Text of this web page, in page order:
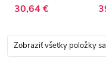
30,64 €
Zobraziť všetky položky